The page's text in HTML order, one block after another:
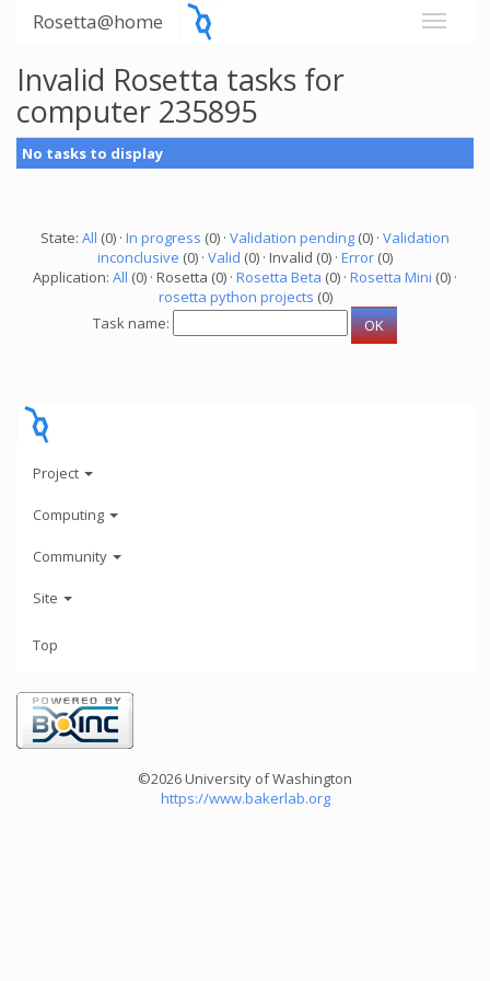
Rosetta@home
Invalid Rosetta tasks for
computer 235895
No tasks to display
State: All (0) · In progress (0) · Validation pending (0) · Validation
inconclusive (0) · Valid (0) · Invalid (0) · Error (0)
Application: All (0) · Rosetta (0) · Rosetta Beta (0) · Rosetta Mini (0) ·
rosetta python projects (0)
Task name:
Project
Computing
Community
Site
Top
©2026 University of Washington
https://www.bakerlab.org